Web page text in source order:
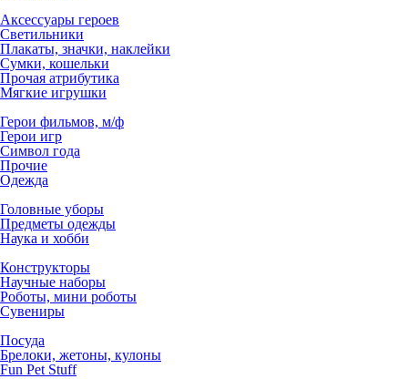
Аксессуары героев
Светильники
Плакаты, значки, наклейки
Сумки, кошельки
Прочая атрибутика
Мягкие игрушки
Герои фильмов, м/ф
Герои игр
Символ года
Прочие
Одежда
Головные уборы
Предметы одежды
Наука и хобби
Конструкторы
Научные наборы
Роботы, мини роботы
Сувениры
Посуда
Брелоки, жетоны, кулоны
Fun Pet Stuff